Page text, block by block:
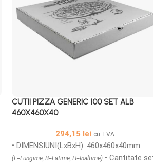
CUTII PIZZA GENERIC 100 SET ALB
460X460X40
294,15 lei cu TVA
• DIMENSIUNI(LxBxH): 460x460x40mm
(L=Lungime, B=Latime, H=Inaltime) • Cantitate